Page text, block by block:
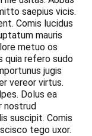
saepius vicis.
Comis lucidus
mauris
metuo os
quia refero sudo
jugis
vereor virtus.
Dolus ea
nostrud
suscipit. Comis
tego uxor.